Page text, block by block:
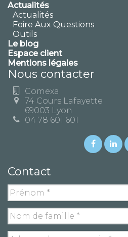
Actualités
Actualités
Foire Aux Questions
Outils
Le blog
Espace client
Mentions légales
Nous contacter
Comexa
74 Cours Lafayette
69003 Lyon
04 78 601 601
Contact